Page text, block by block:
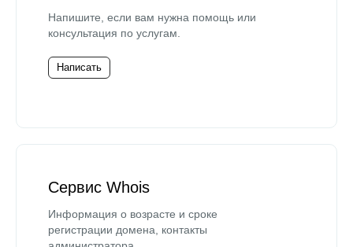
Напишите, если вам нужна помощь или
консультация по услугам.
Написать
Сервис Whois
Информация о возрасте и сроке
регистрации домена, контакты